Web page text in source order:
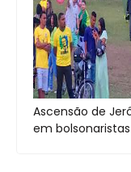
Ascensão de
em